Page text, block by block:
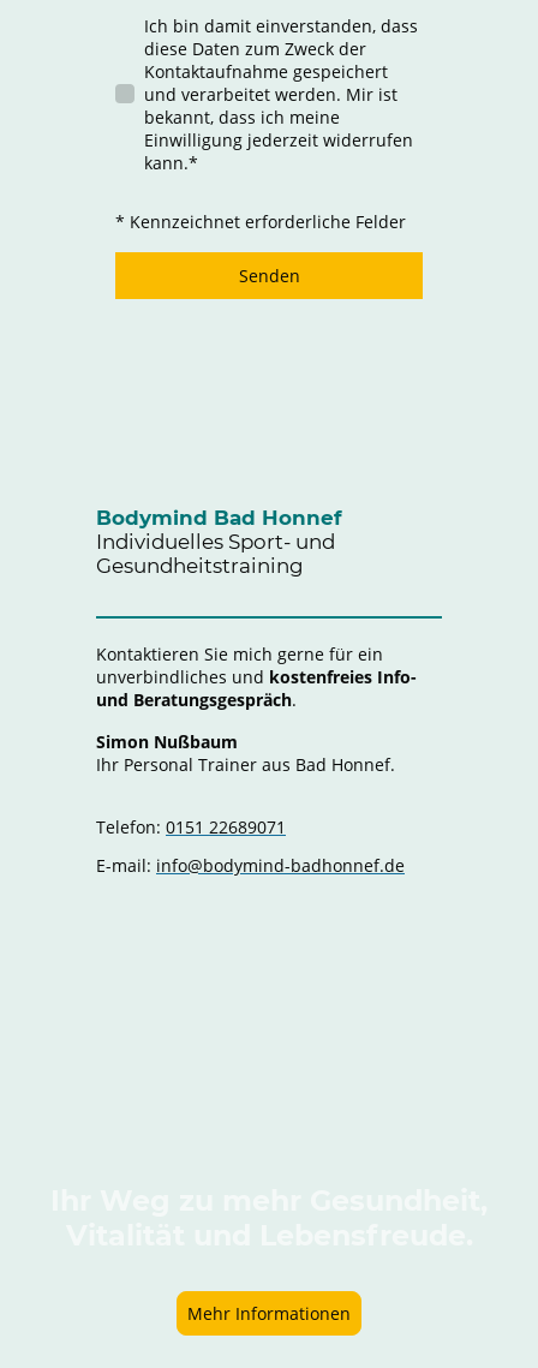
Ich bin damit einverstanden, dass
diese Daten zum Zweck der
Kontaktaufnahme gespeichert
und verarbeitet werden. Mir ist
bekannt, dass ich meine
Einwilligung jederzeit widerrufen
kann.*
* Kennzeichnet erforderliche Felder
Senden
Bodymind Bad Honnef
Individuelles Sport- und
Gesundheitstraining
Kontaktieren Sie mich gerne für ein
unverbindliches und kostenfreies Info-
und Beratungsgespräch.
Simon Nußbaum
Ihr Personal Trainer aus Bad Honnef.
Telefon: 0151 22689071
E-mail: info@bodymind-badhonnef.de
Mehr Informationen